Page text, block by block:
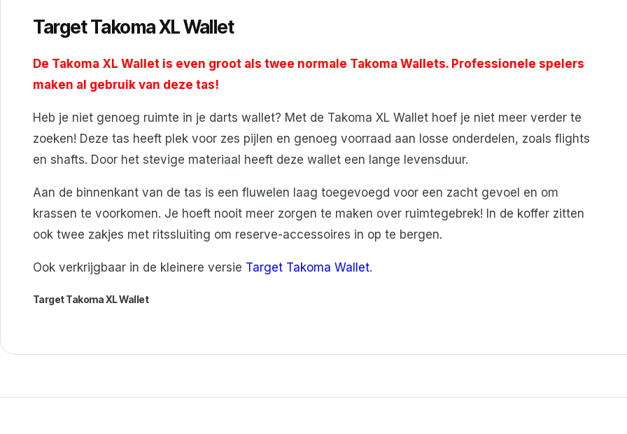
Target Takoma XL Wallet
De Takoma XL Wallet is even groot als twee normale Takoma Wallets. Professionele spelers
maken al gebruik van deze tas!
Heb je niet genoeg ruimte in je darts wallet? Met de Takoma XL Wallet hoef je niet meer verder te
zoeken! Deze tas heeft plek voor zes pijlen en genoeg voorraad aan losse onderdelen, zoals flights
en shafts. Door het stevige materiaal heeft deze wallet een lange levensduur.
Aan de binnenkant van de tas is een fluwelen laag toegevoegd voor een zacht gevoel en om
krassen te voorkomen. Je hoeft nooit meer zorgen te maken over ruimtegebrek! In de koffer zitten
ook twee zakjes met ritssluiting om reserve-accessoires in op te bergen.
Ook verkrijgbaar in de kleinere versie Target Takoma Wallet.
Target Takoma XL Wallet